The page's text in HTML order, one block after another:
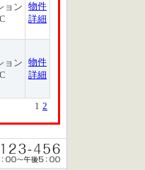
ョン
物件
詳細
ョン
物件
詳細
1 2